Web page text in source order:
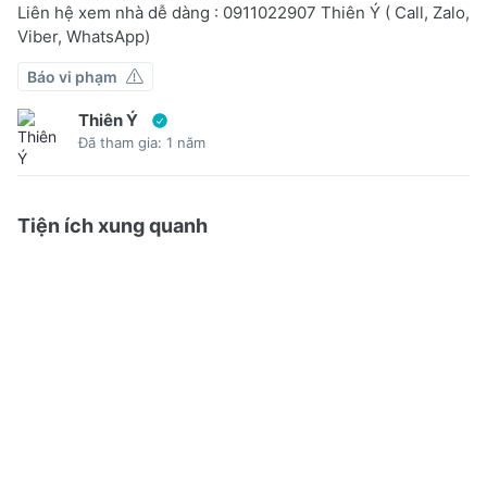
Liên hệ xem nhà dễ dàng : 0911022907 Thiên Ý ( Call, Zalo,
Viber, WhatsApp)
Báo vi phạm
Thiên Ý
Đã tham gia: 1 năm
Tiện ích xung quanh